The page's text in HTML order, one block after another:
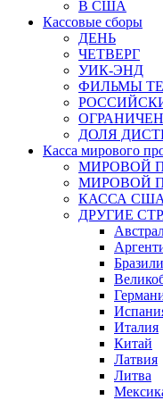
В США
Кассовые сборы
ДЕНЬ
ЧЕТВЕРГ
УИК-ЭНД
ФИЛЬМЫ
ДОЛЯ
Касса мирового
МИРОВОЙ
МИРОВОЙ
КАССА США
ДРУГИЕ
Италия
Китай
Латвия
Литва